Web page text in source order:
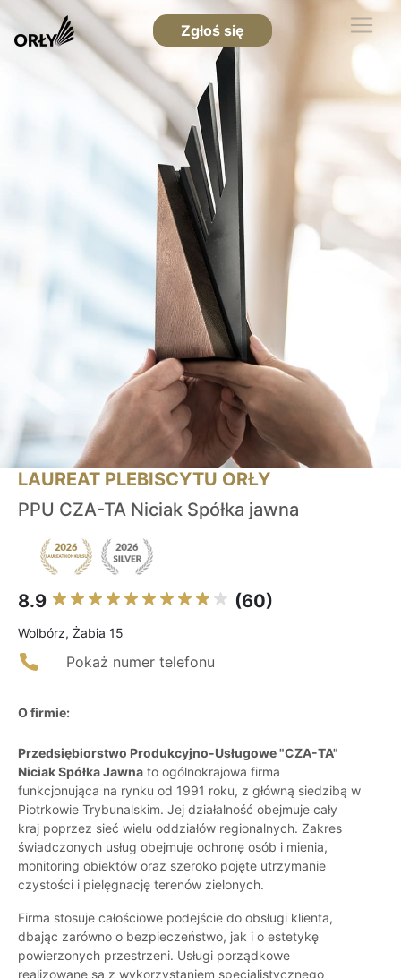
Zgłoś się
LAUREAT PLEBISCYTU ORŁY
PPU CZA-TA Niciak Spółka jawna
8.9 (60)
Wolbórz, Żabia 15
Pokaż numer telefonu
O firmie:
Przedsiębiorstwo Produkcyjno-Usługowe "CZA-TA"
Niciak Spółka Jawna to ogólnokrajowa firma
funkcjonująca na rynku od 1991 roku, z główną siedzibą w
Piotrkowie Trybunalskim. Jej działalność obejmuje cały
kraj poprzez sieć wielu oddziałów regionalnych. Zakres
świadczonych usług obejmuje ochronę osób i mienia,
monitoring obiektów oraz szeroko pojęte utrzymanie
czystości i pielęgnację terenów zielonych.
Firma stosuje całościowe podejście do obsługi klienta,
dbając zarówno o bezpieczeństwo, jak i o estetykę
powierzonych przestrzeni. Usługi porządkowe
realizowane są z wykorzystaniem specjalistycznego